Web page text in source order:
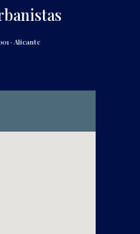
· Alicante